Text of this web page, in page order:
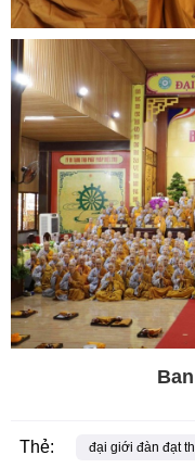
Thẻ: đại giới đàn đạt